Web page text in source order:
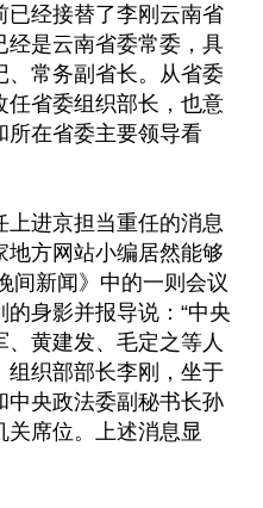
已经接替了李刚云南省
经是云南省委常委，具
、常务副省长。从省委
任省委组织部长，也意
所在省委主要领导看
进京担当重任的消息
地方网站小编居然能够
间新闻》中的一则会议
身影并报导说：“中央
黄建发、毛定之等人
组织部部长李刚，坐于
中央政法委副秘书长孙
关席位。上述消息显